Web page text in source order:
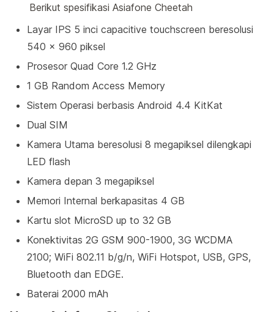
Berikut spesifikasi Asiafone Cheetah
Layar IPS 5 inci capacitive touchscreen beresolusi
540 x 960 piksel
Prosesor Quad Core 1.2 GHz
1 GB Random Access Memory
Sistem Operasi berbasis Android 4.4 KitKat
Dual SIM
Kamera Utama beresolusi 8 megapiksel dilengkapi
LED flash
Kamera depan 3 megapiksel
Memori Internal berkapasitas 4 GB
Kartu slot MicroSD up to 32 GB
Konektivitas 2G GSM 900-1900, 3G WCDMA
2100; WiFi 802.11 b/g/n, WiFi Hotspot, USB, GPS,
Bluetooth dan EDGE.
Baterai 2000 mAh